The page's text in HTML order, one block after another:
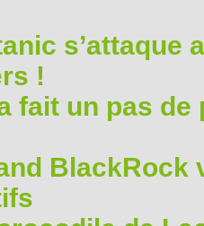
s’attaque
!
fait un pas de
BlackRock